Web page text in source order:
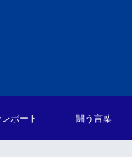
レポート 闘う言葉